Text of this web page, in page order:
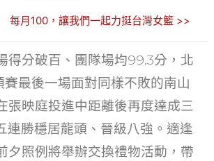
itt ai
l
C
h
at
k
e
dI
n
每月100，讓我們一起力挺台灣女籃 >>
得分破百、團隊場均99.3分，北
最後一場面對同樣不敗的南山
張映庭投進中距離後再度達成三
連勝穩居龍頭、晉級八強。適逢
夕照例將舉辦交換禮物活動，帶